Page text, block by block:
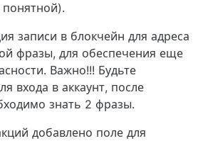
понятной).
записи в блокчейн для адреса
фразы, для обеспечения еще
Важно!!! Будьте
входа в аккаунт, после
знать 2 фразы.
добавлено поле для